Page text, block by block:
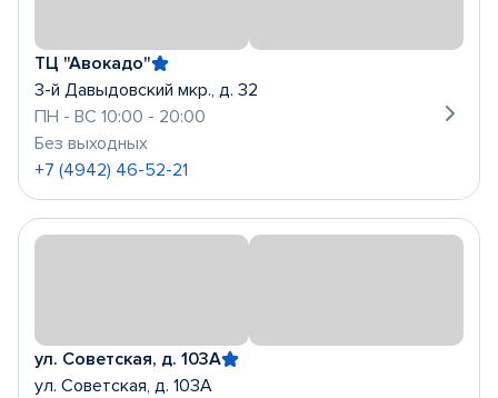
ТЦ "Авокадо"
3-й Давыдовский мкр., д. 32
ПН - ВС 10:00 - 20:00
Без выходных
+7 (4942) 46-52-21
ул. Советская, д. 103А
ул. Советская, д. 103А